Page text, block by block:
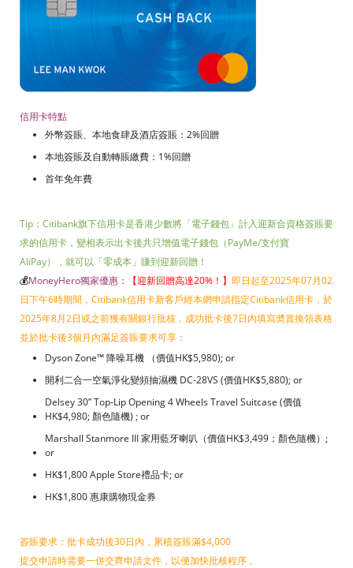
信用卡特點
外幣簽賬、本地食肆及酒店簽賬：2%回贈
本地簽賬及自動轉賬繳費：1%回贈
首年免年費
Tip：Citibank旗下信用卡是香港少數將「電子錢包」計入迎新合資格簽賬要
求的信用卡，變相表示出卡後共只增值電子錢包（PayMe/支付寶
AliPay），就可以「零成本」賺到迎新回贈！
💰MoneyHero獨家優惠： 【迎新回贈高達20%！ 】 即日起至2025年07月02
日下午6時期間，Citibank信用卡新客戶經本網申請指定Citibank信用卡，於
2025年8月2日或之前獲有關銀行批核，成功批卡後7日內填寫奬賞換領表格
並於批卡後3個月內滿足簽賬要求可享：
Dyson Zone™ 降噪耳機 （價值HK$5,980); or
開利二合一空氣淨化變頻抽濕機 DC-28VS (價值HK$5,880); or
Delsey 30” Top-Lip Opening 4 Wheels Travel Suitcase (價值
HK$4,980; 顏色隨機) ; or
Marshall Stanmore III 家用藍牙喇叭（價值HK$3,499；顏色隨機）;
or
HK$1,800 Apple Store禮品卡; or
HK$1,800 惠康購物現金券
簽賬要求：批卡成功後30日內，累積簽賬滿$4,000
提交申請時需要一併交齊申請文件，以便加快批核程序 。